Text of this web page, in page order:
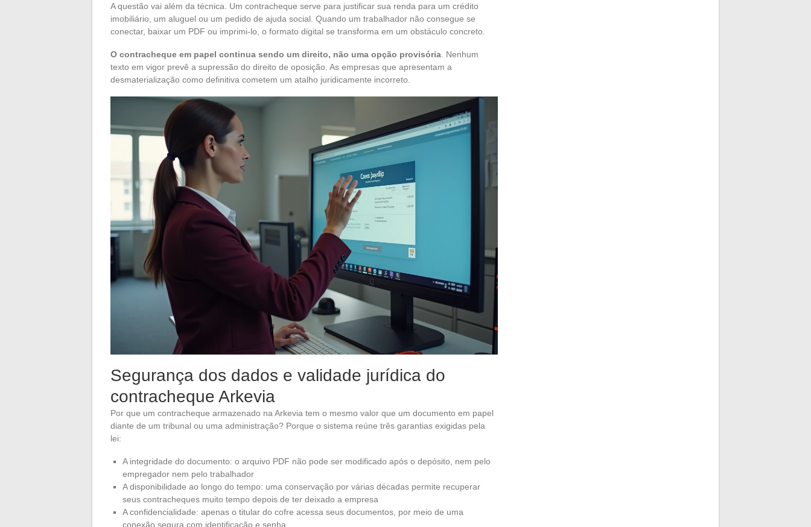
A questão vai além da técnica. Um contracheque serve para justificar sua renda para um crédito
imobiliário, um aluguel ou um pedido de ajuda social. Quando um trabalhador não consegue se
conectar, baixar um PDF ou imprimi-lo, o formato digital se transforma em um obstáculo concreto.
O contracheque em papel continua sendo um direito, não uma opção provisória . Nenhum
texto em vigor prevê a supressão do direito de oposição. As empresas que apresentam a
desmaterialização como definitiva cometem um atalho juridicamente incorreto.
Segurança dos dados e validade jurídica do
contracheque Arkevia
Por que um contracheque armazenado na Arkevia tem o mesmo valor que um documento em papel
diante de um tribunal ou uma administração? Porque o sistema reúne três garantias exigidas pela
lei:
A integridade do documento: o arquivo PDF não pode ser modificado após o depósito, nem pelo
empregador nem pelo trabalhador
A disponibilidade ao longo do tempo: uma conservação por várias décadas permite recuperar
seus contracheques muito tempo depois de ter deixado a empresa
A confidencialidade: apenas o titular do cofre acessa seus documentos, por meio de uma
conexão segura com identificação e senha